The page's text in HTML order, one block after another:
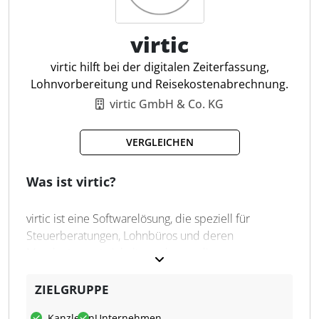
Automatische Zeiterfassung
Programmnutzungsanalyse
Minutengenaue Timeline
Projektzeiterfassung
Auftragserfassung
Offline-Zeiten-Erkennung
Kalenderimport
Lokale Datenspeicherung
DATEV EO Comfort Abgleich
virtic
virtic hilft bei der digitalen Zeiterfassung,
Lohnvorbereitung und Reisekostenabrechnung.
virtic GmbH & Co. KG
VERGLEICHEN
Was ist virtic?
virtic ist eine Softwarelösung, die speziell für
Steuerberatungen, Lohnbüros und deren
Mandanten entwickelt wurde, um die
optimieren. Die Software ermöglicht die Erfassung
ZIELGRUPPE